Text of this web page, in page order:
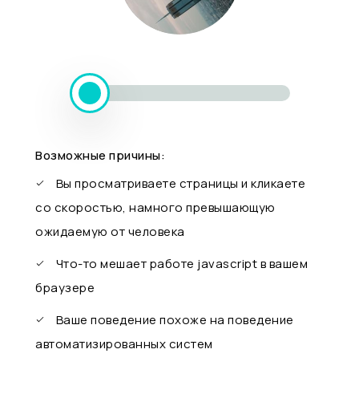
Возможные причины:
Вы просматриваете страницы и кликаете
со скоростью, намного превышающую
ожидаемую от человека
Что-то мешает работе javascript в вашем
браузере
Ваше поведение похоже на поведение
автоматизированных систем